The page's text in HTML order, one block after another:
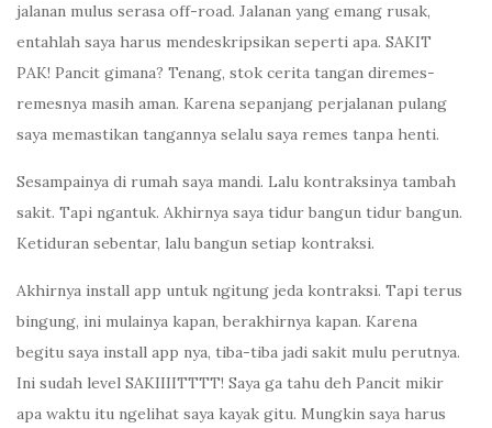
jalanan mulus serasa off-road. Jalanan yang emang rusak,
entahlah saya harus mendeskripsikan seperti apa. SAKIT
PAK! Pancit gimana? Tenang, stok cerita tangan diremes-
remesnya masih aman. Karena sepanjang perjalanan pulang
saya memastikan tangannya selalu saya remes tanpa henti.
Sesampainya di rumah saya mandi. Lalu kontraksinya tambah
sakit. Tapi ngantuk. Akhirnya saya tidur bangun tidur bangun.
Ketiduran sebentar, lalu bangun setiap kontraksi.
Akhirnya install app untuk ngitung jeda kontraksi. Tapi terus
bingung, ini mulainya kapan, berakhirnya kapan. Karena
begitu saya install app nya, tiba-tiba jadi sakit mulu perutnya.
Ini sudah level SAKIIIITTTT! Saya ga tahu deh Pancit mikir
apa waktu itu ngelihat saya kayak gitu. Mungkin saya harus